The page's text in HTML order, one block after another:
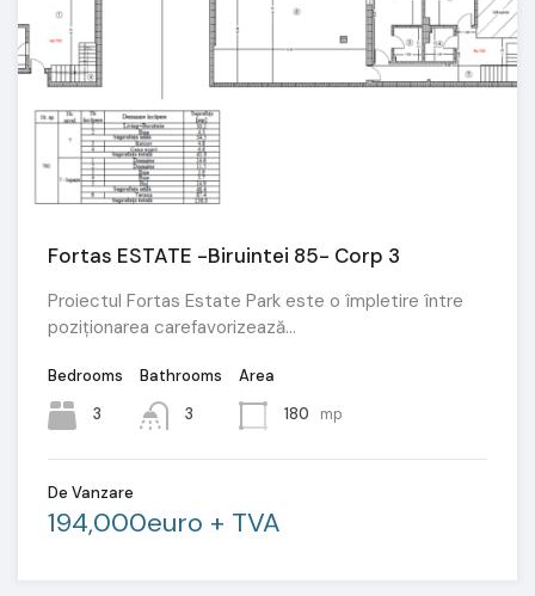
Fortas ESTATE -Biruintei 85- Corp 3
Proiectul Fortas Estate Park este o împletire între
poziționarea carefavorizează…
Bedrooms
3
Bathrooms
3
Area
180
mp
De Vanzare
194,000euro + TVA